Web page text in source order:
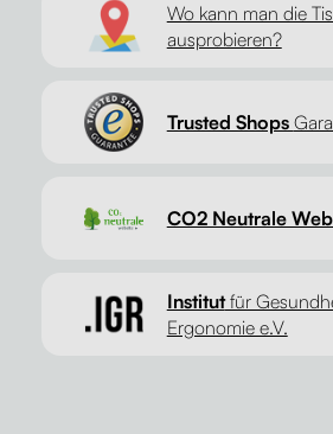
Wo kann man die
ausprobieren?
Trusted Shops
CO2 Neutrale
Institutfür
Ergonomie e.V.